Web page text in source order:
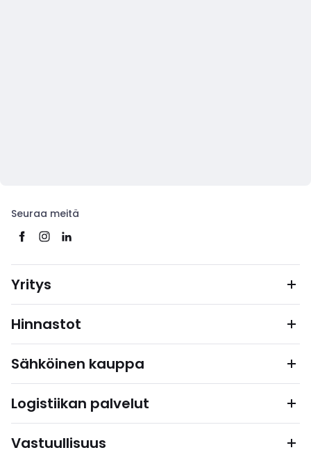
Seuraa meitä
Yritys
Hinnastot
Sähköinen kauppa
Logistiikan palvelut
Vastuullisuus